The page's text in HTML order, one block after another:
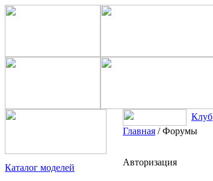
Каталог моделей
Клуб
Главная /Форумы
Авторизация